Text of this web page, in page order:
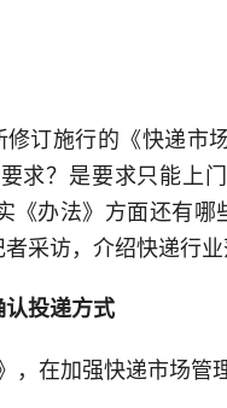
订施行的《快递市
求？是要求只能上
《办法》方面还有哪
采访，介绍快递行业
投递方式
，在加强快递市场管